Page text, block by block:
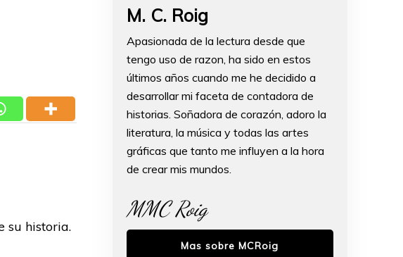
su historia.
M. C. Roig
Apasionada de la lectura desde que
tengo uso de razon, ha sido en estos
últimos años cuando me he decidido a
desarrollar mi faceta de contadora de
historias. Soñadora de corazón, adoro la
literatura, la música y todas las artes
gráficas que tanto me influyen a la hora
de crear mis mundos.
MMC Roig
Mas sobre MCRoig